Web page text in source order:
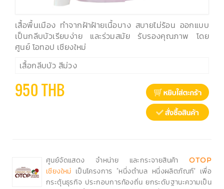
เสื้อพื้นเมือง ทำจากฝ้าฝ้ายเนื้อบาง สบายไม่ร้อน ออกแบบ
เป็นกลีบบัวเรียบง่าย และร่วมสมัย รับรองคุณภาพ โดย
ศูนย์ โอทอป เชียงใหม่
เสื้อกลีบบัว สีม่วง
950 THB
ศูนย์จัดแสดง จำหน่าย และกระจายสินค้าOTOP
เชียงใหม่ เป็นโครงการ "หนึ่งตำบล หนึ่งผลิตภัณฑ์" เพื่อ
กระตุ้นธุรกิจ ประกอบการท้องถิ่น ยกระดับฐานะความเป็น